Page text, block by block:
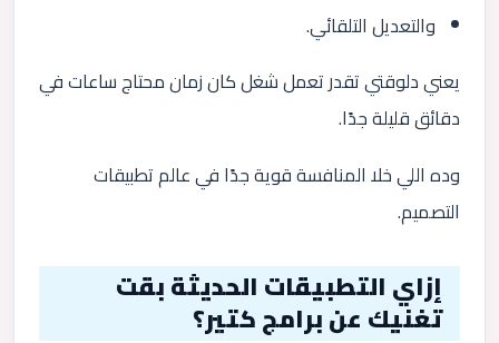
والتعديل التلقائي.
يعني دلوقتي تقدر تعمل شغل كان زمان محتاج ساعات في
دقائق قليلة جدًا.
وده اللي خلا المنافسة قوية جدًا في عالم تطبيقات
التصميم.
إزاي التطبيقات الحديثة بقت
تغنيك عن برامج كتير؟